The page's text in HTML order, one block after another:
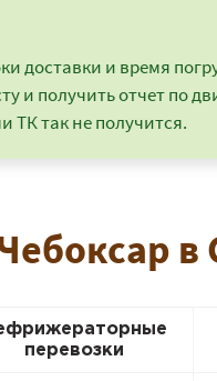
доставки и время
и получить отчет по
ТК так не получится.
в
перевозки